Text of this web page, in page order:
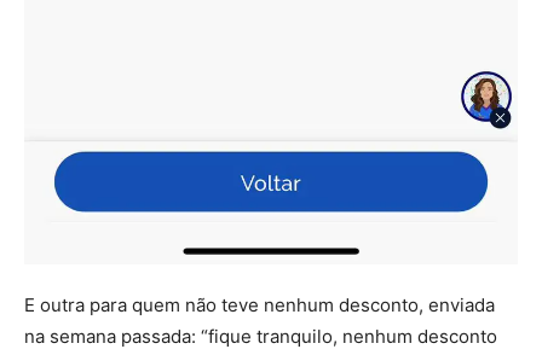
E outra para quem não teve nenhum desconto, enviada
na semana passada: “fique tranquilo, nenhum desconto